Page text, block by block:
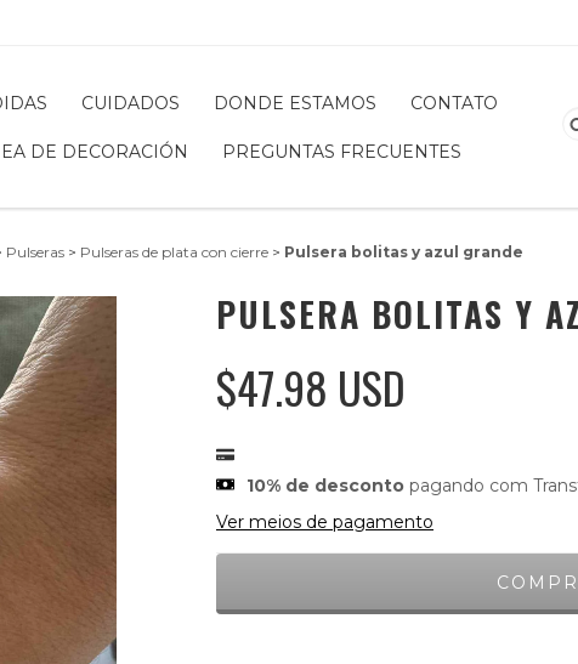
CUIDADOS DONDE ESTAMOS CONTATO
DE DECORACIÓN PREGUNTAS FRECUENTES
Pulseras > Pulseras de plata con cierre > Pulsera bolitas y azul grande
PULSERA BOLITAS Y
$47.98 USD
10% de desconto pagando com
Ver meios de pagamento